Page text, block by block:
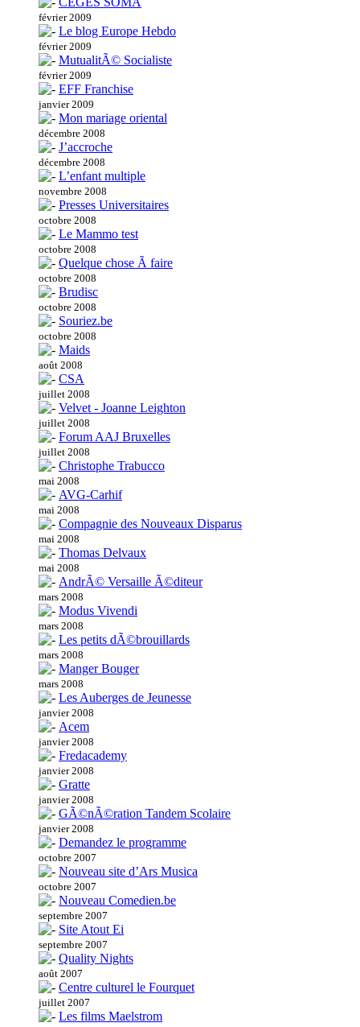
février 2009
Le blog Europe Hebdo
février 2009
MutualitÃ© Socialiste
février 2009
EFF Franchise
janvier 2009
Mon mariage oriental
décembre 2008
J’accroche
décembre 2008
L’enfant multiple
novembre 2008
Presses Universitaires
octobre 2008
Le Mammo test
octobre 2008
Quelque chose Ã faire
octobre 2008
Brudisc
octobre 2008
Souriez.be
octobre 2008
Maids
août 2008
CSA
juillet 2008
Velvet - Joanne Leighton
juillet 2008
Forum AAJ Bruxelles
juillet 2008
Christophe Trabucco
mai 2008
AVG-Carhif
mai 2008
Compagnie des Nouveaux Disparus
mai 2008
Thomas Delvaux
mai 2008
AndrÃ© Versaille Ã©diteur
mars 2008
Modus Vivendi
mars 2008
Les petits dÃ©brouillards
mars 2008
Manger Bouger
mars 2008
Les Auberges de Jeunesse
janvier 2008
Acem
janvier 2008
Fredacademy
janvier 2008
Gratte
janvier 2008
GÃ©nÃ©ration Tandem Scolaire
janvier 2008
Demandez le programme
octobre 2007
Nouveau site d’Ars Musica
octobre 2007
Nouveau Comedien.be
septembre 2007
Site Atout Ei
septembre 2007
Quality Nights
août 2007
Centre culturel le Fourquet
juillet 2007
Les films Maelstrom